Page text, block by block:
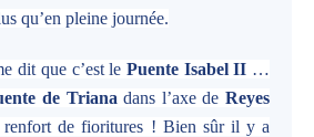
qu’en pleine journée.
dit que c’est le Puente Isabel II …
de Triana dans l’axe deReyes
renfort de fioritures ! Bien sûr il y a